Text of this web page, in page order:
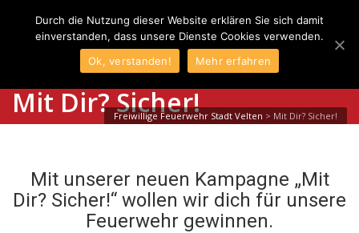
Mit Dir? Sicher!
Freiwillige Feuerwehr Stadt Velten > Mit Dir? Sicher!
Mit unserer neuen Kampagne „Mit
Dir? Sicher!“ wollen wir dich für unsere
Feuerwehr gewinnen.
Durch die Nutzung dieser Website erklären Sie sich damit
einverstanden, dass unsere Dienste Cookies verwenden.
Ok, verstanden!
Mehr erfahren